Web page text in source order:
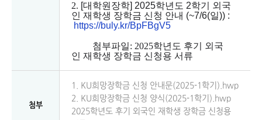
2. [대학원장학] 2025학년도 2학기 외국
인 재학생 장학금 신청 안내 (~7/6(일)) :
https://buly.kr/BpFBgV5
첨부파일: 2025학년도 후기
외국
인 재학생 장학금 신청용 서류
첨부
1. KU희망장학금 신청 안내문(2025-1학기).hwp
2. KU희망장학금 신청 양식(2025-1학기).hwp
2025학년도 후기 외국인 재학생 장학금 신청용